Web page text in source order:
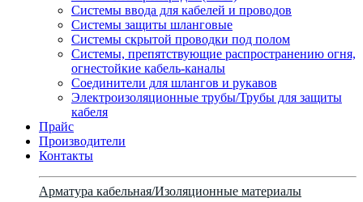
Системы ввода для кабелей и проводов
Системы защиты шланговые
Системы скрытой проводки под полом
Системы, препятствующие распространению огня,
огнестойкие кабель-каналы
Соединители для шлангов и рукавов
Электроизоляционные трубы/Трубы для защиты
кабеля
Прайс
Производители
Контакты
Арматура кабельная/Изоляционные материалы